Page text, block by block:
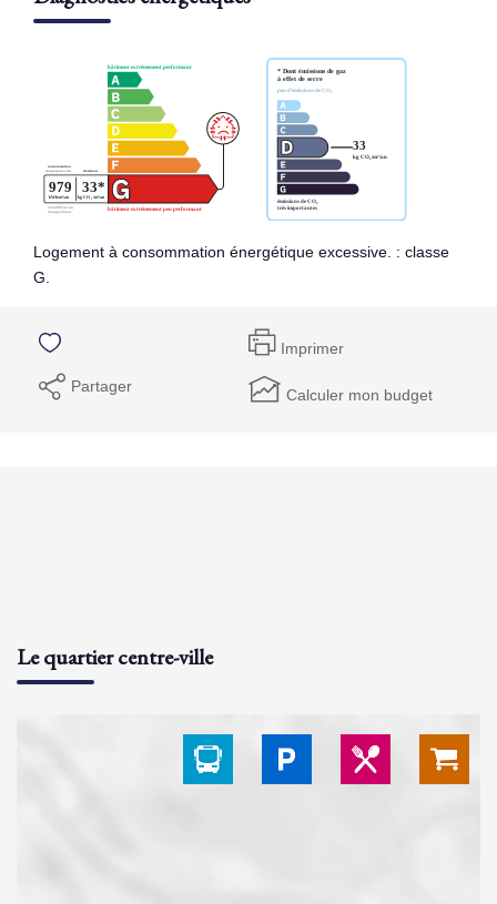
Logement à consommation énergétique excessive. : classe
G.
Imprimer
Partager Calculer mon budget
Le quartier centre-ville